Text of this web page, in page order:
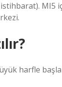
MI5
harfle